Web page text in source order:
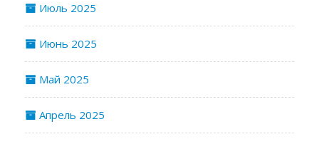
Июль 2025
Июнь 2025
Май 2025
Апрель 2025